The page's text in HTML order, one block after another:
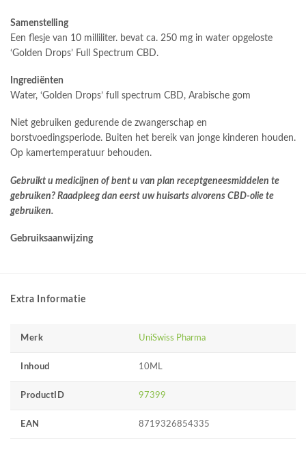
Samenstelling
Een flesje van 10 milliliter. bevat ca. 250 mg in water opgeloste
‘Golden Drops’ Full Spectrum CBD.
Ingrediënten
Water, ‘Golden Drops’ full spectrum CBD, Arabische gom
Niet gebruiken gedurende de zwangerschap en
borstvoedingsperiode. Buiten het bereik van jonge kinderen houden.
Op kamertemperatuur behouden.
Gebruikt u medicijnen of bent u van plan receptgeneesmiddelen te
gebruiken? Raadpleeg dan eerst uw huisarts alvorens CBD-olie te
gebruiken.
Gebruiksaanwijzing
Extra Informatie
Merk UniSwiss Pharma
Inhoud 10ML
ProductID 97399
EAN 8719326854335